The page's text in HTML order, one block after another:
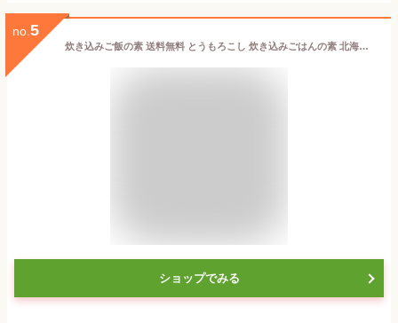
no. 5
炊き込みご飯の素 送料無料 とうもろこし 炊き込みごはんの素 北海道 とうもろこし 2合 1袋 北海道産 とうもろこし 簡単調理
ショップでみる